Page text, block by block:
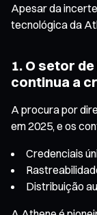
Apesar da
tecnológica da
1. O setor
continua a
A procura por
em 2025, e os
Credenciais
Distribuição